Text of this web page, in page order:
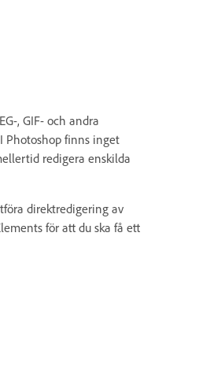
, GIF- och andra
Photoshop finns inget
redigera enskilda
direktredigering av
för att du ska få ett